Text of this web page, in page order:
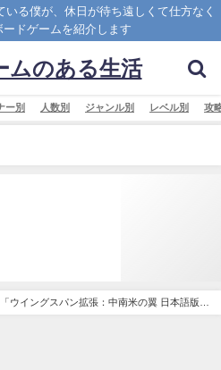
る僕が、休日が待ち遠しくて仕方なく
ドゲームを紹介します
ムのある生活
ー別 人数別 ジャンル別 レベル別 攻
「ウイングスパン拡張：中南米の翼 日本語版
と予約購入可能なショップ紹介！